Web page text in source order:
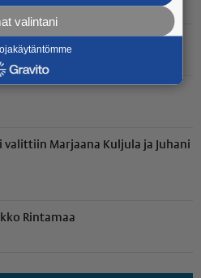
ja entiset kyläläiset
valittiin Marjaana Kuljula ja Juhani
Rintamaa
valintani